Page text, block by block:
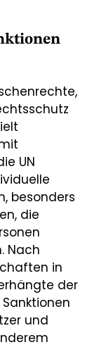
UN
besonders
die
Nach
in
der
und